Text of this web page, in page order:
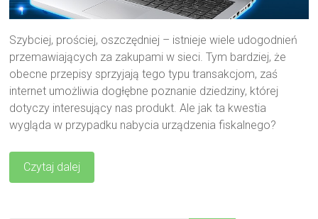
Szybciej, prościej, oszczędniej – istnieje wiele udogodnień
przemawiających za zakupami w sieci. Tym bardziej, że
obecne przepisy sprzyjają tego typu transakcjom, zaś
internet umożliwia dogłębne poznanie dziedziny, której
dotyczy interesujący nas produkt. Ale jak ta kwestia
wygląda w przypadku nabycia urządzenia fiskalnego?
Czytaj dalej